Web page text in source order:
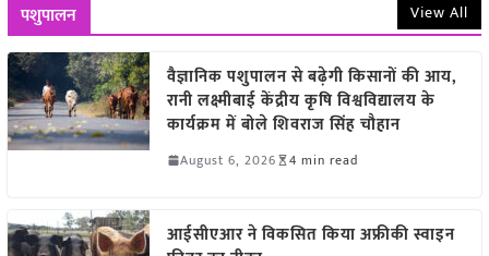
पशुपालन View All
वैज्ञानिक पशुपालन से बढ़ेगी किसानों की आय,
रानी लक्ष्मीबाई केंद्रीय कृषि विश्वविद्यालय के
कार्यक्रम में बोले शिवराज सिंह चौहान
August 6, 2026 4 min read
आईसीएआर ने विकसित किया अफ्रीकी स्वाइन